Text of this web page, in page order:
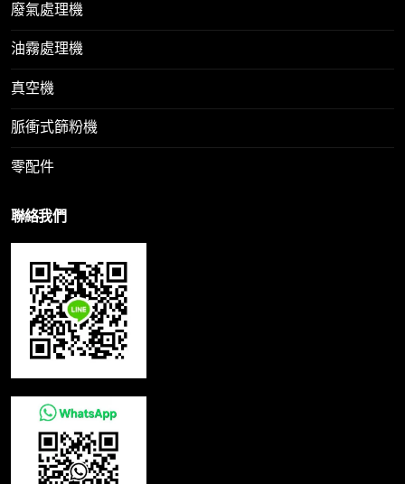
廢氣處理機
油霧處理機
真空機
脈衝式篩粉機
零配件
聯絡我們